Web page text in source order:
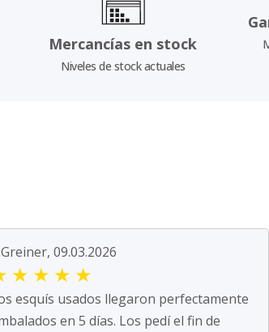
Mercancías en stock
Niveles de stock actuales
09.03.2026
★ ★ ★ ★
esquís usados llegaron perfectamente
en 5 días. Los pedí el fin de